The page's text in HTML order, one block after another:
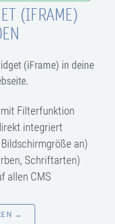
(IFRAME)
(iFrame) in deine
Filterfunktion
integriert
an)
Schriftarten)
allen CMS
→